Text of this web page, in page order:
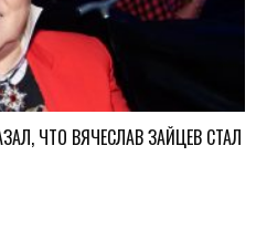
ЧТО ВЯЧЕСЛАВ ЗАЙЦЕВ СТАЛ